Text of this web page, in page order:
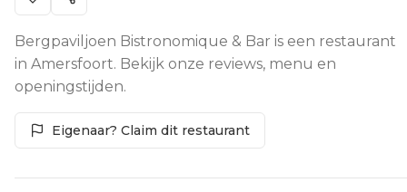
Bergpaviljoen Bistronomique & Bar is een restaurant
in Amersfoort. Bekijk onze reviews, menu en
openingstijden.
Eigenaar? Claim dit restaurant